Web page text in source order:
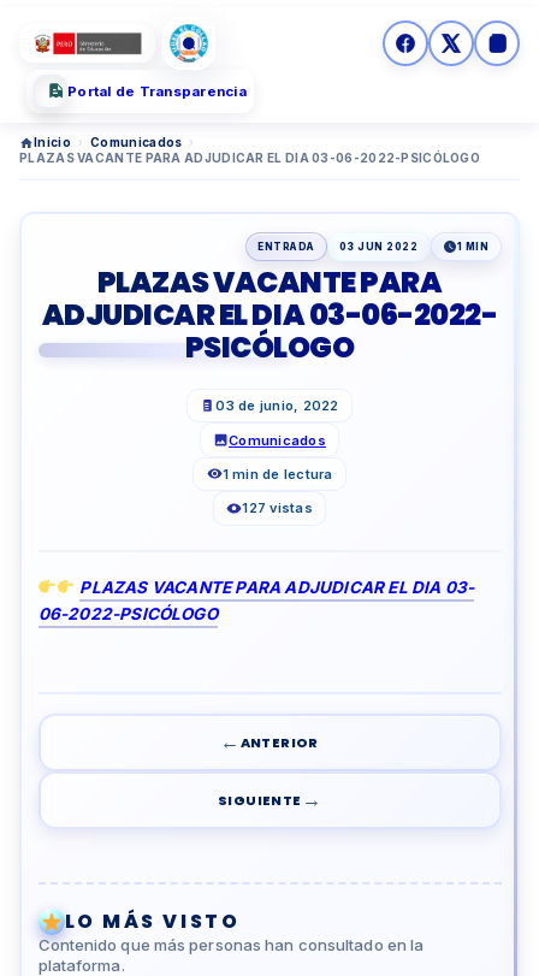
Portal de Transparencia
Inicio › Comunicados ›
PLAZAS VACANTE PARA ADJUDICAR EL DIA 03-06-2022-PSICÓLOGO
ENTRADA 03 JUN 2022 1 MIN
PLAZAS VACANTE PARA
ADJUDICAR EL DIA 03-06-2022-
PSICÓLOGO
03 de junio, 2022
Comunicados
1 min de lectura
127 vistas
PLAZAS VACANTE PARA ADJUDICAR EL DIA 03-
06-2022-PSICÓLOGO
← ANTERIOR
SIGUIENTE →
LO MÁS VISTO
Contenido que más personas han consultado en la
plataforma.